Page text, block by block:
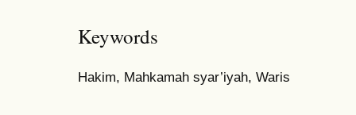
Keywords
Hakim, Mahkamah syar’iyah, Waris